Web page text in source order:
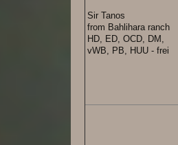
Sir Tanos
from Bahlihara ranch
HD, ED, OCD, DM,
vWB, PB, HUU - frei